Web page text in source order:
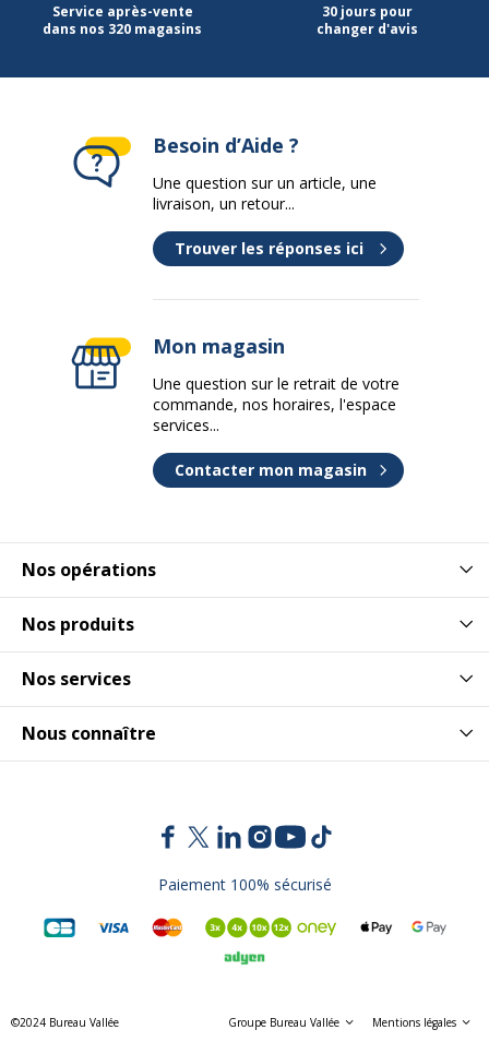
Service après-vente
dans nos 320 magasins
30 jours pour
changer d'avis
Nos opérations
Nos produits
Nos services
Nous connaître
Besoin d’Aide ?
Une question sur un article, une
livraison, un retour...
Trouver les réponses ici
Mon magasin
Une question sur le retrait de votre
commande, nos horaires, l'espace
services...
Contacter mon magasin
Paiement 100% sécurisé
©2024 Bureau Vallée Groupe Bureau Vallée Mentions légales